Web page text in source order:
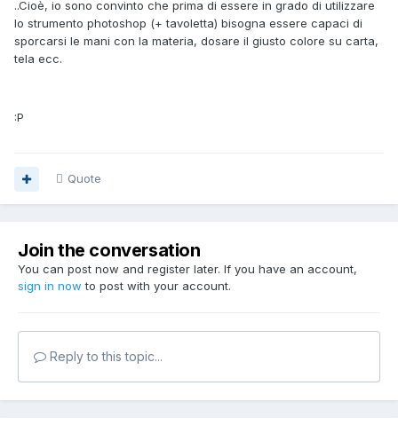
..Cioè, io sono convinto che prima di essere in grado di utilizzare
lo strumento photoshop (+ tavoletta) bisogna essere capaci di
sporcarsi le mani con la materia, dosare il giusto colore su carta,
tela ecc.
:P
Quote
Join the conversation
You can post now and register later. If you have an account,
sign in now to post with your account.
Reply to this topic...